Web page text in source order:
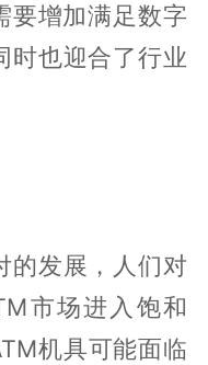
要增加满足数字
时也迎合了行业
的发展，人们对
市场进入饱和
机具可能面临